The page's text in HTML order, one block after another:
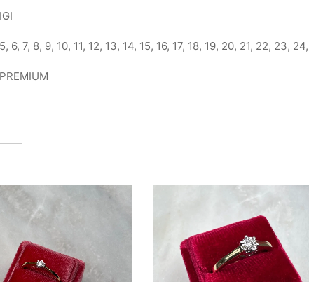
IGI
5, 6, 7, 8, 9, 10, 11, 12, 13, 14, 15, 16, 17, 18, 19, 20, 21, 22, 23,
PREMIUM